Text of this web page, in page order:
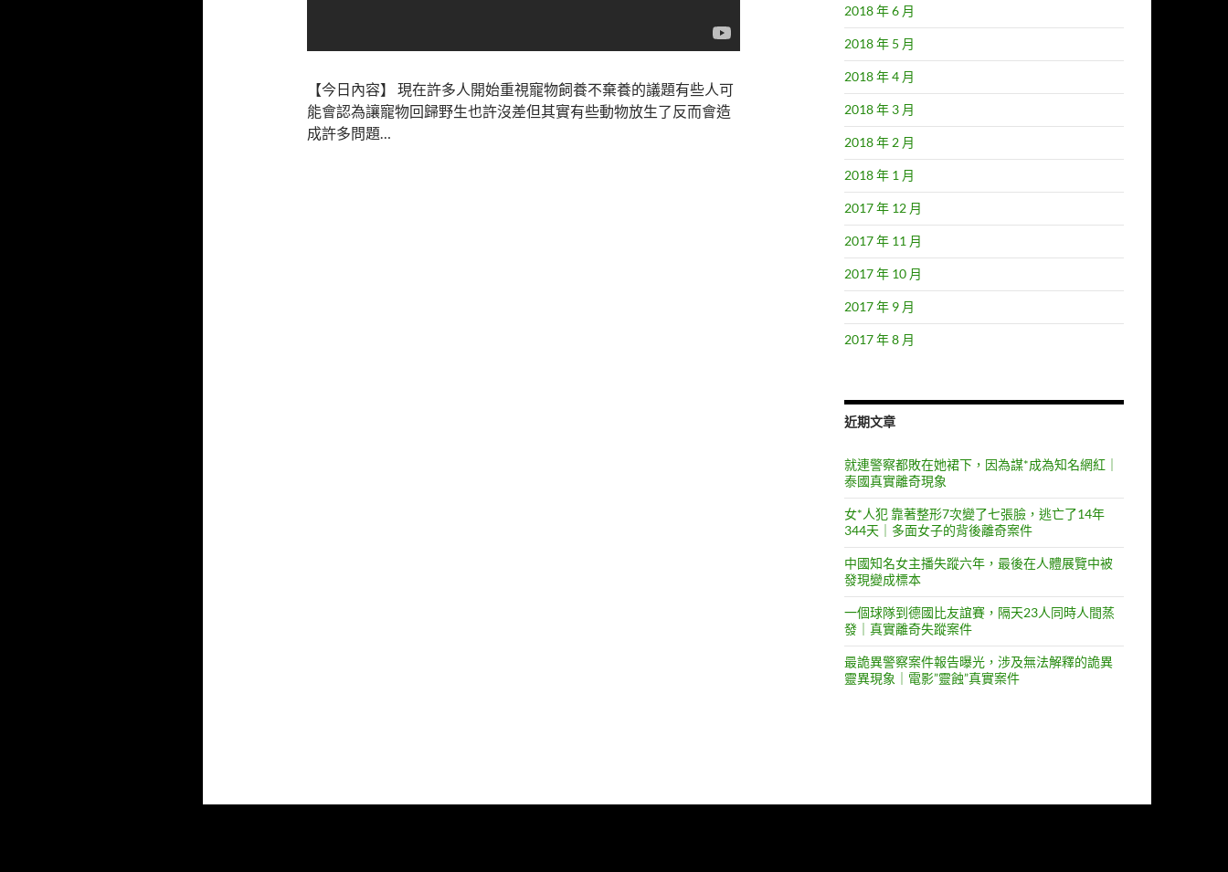
【今日內容】 現在許多人開始重視寵物飼養不棄養的議題有些人可
能會認為讓寵物回歸野生也許沒差但其實有些動物放生了反而會造
成許多問題…
2018 年 6 月
2018 年 5 月
2018 年 4 月
2018 年 3 月
2018 年 2 月
2018 年 1 月
2017 年 12 月
2017 年 11 月
2017 年 10 月
2017 年 9 月
2017 年 8 月
近期文章
就連警察都敗在她裙下，因為謀*成為知名網紅｜
泰國真實離奇現象
女*人犯 靠著整形7次變了七張臉，逃亡了14年
344天｜多面女子的背後離奇案件
中國知名女主播失蹤六年，最後在人體展覽中被
發現變成標本
一個球隊到德國比友誼賽，隔天23人同時人間蒸
發｜真實離奇失蹤案件
最詭異警察案件報告曝光，涉及無法解釋的詭異
靈異現象｜電影”靈蝕”真實案件